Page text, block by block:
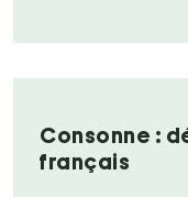
Consonne :
français